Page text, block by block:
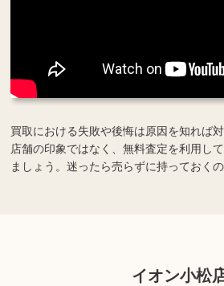
買取における失敗や後悔は原因を知れば
店舗の印象ではなく、無料査定を利用し
ましょう。迷ったら売らずに持っておく
イオン小松